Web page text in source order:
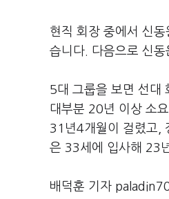
현직 회장 중에서 신동
습니다
다음으로 신동
5대 그룹을 보면 선대
대부분 20년 이상 소
31 년4개월이 걸렸고
은 33세에 입사해 23
배덕훈 기자